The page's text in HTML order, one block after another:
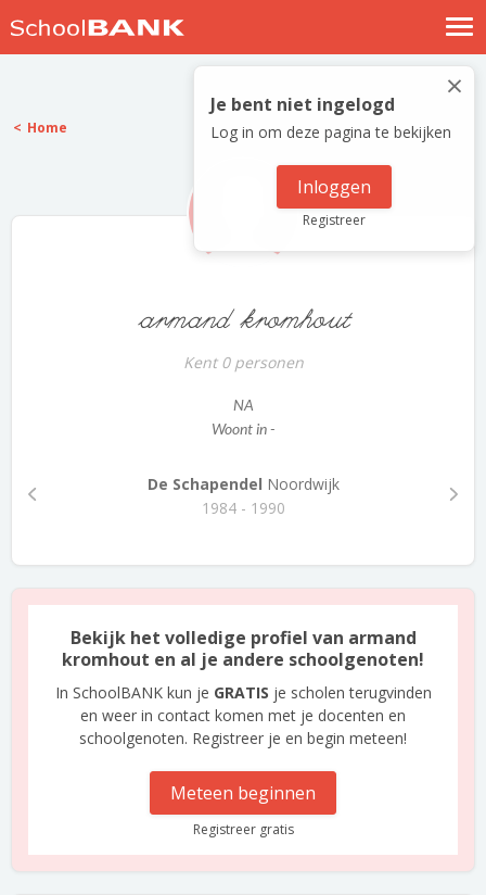
Nostalgische verhalen
Log in
Meld je gratis aan
×
Je bent niet ingelogd
Log in om deze pagina te bekijken
Inloggen
Registreer
Home
armand kromhout
Kent 0 personen
NA
Woont in -
De Schapendel Noordwijk
1984 - 1990
Bekijk het volledige profiel van armand
kromhout en al je andere schoolgenoten!
In SchoolBANK kun je GRATIS je scholen terugvinden
en weer in contact komen met je docenten en
schoolgenoten. Registreer je en begin meteen!
Meteen beginnen
Registreer gratis